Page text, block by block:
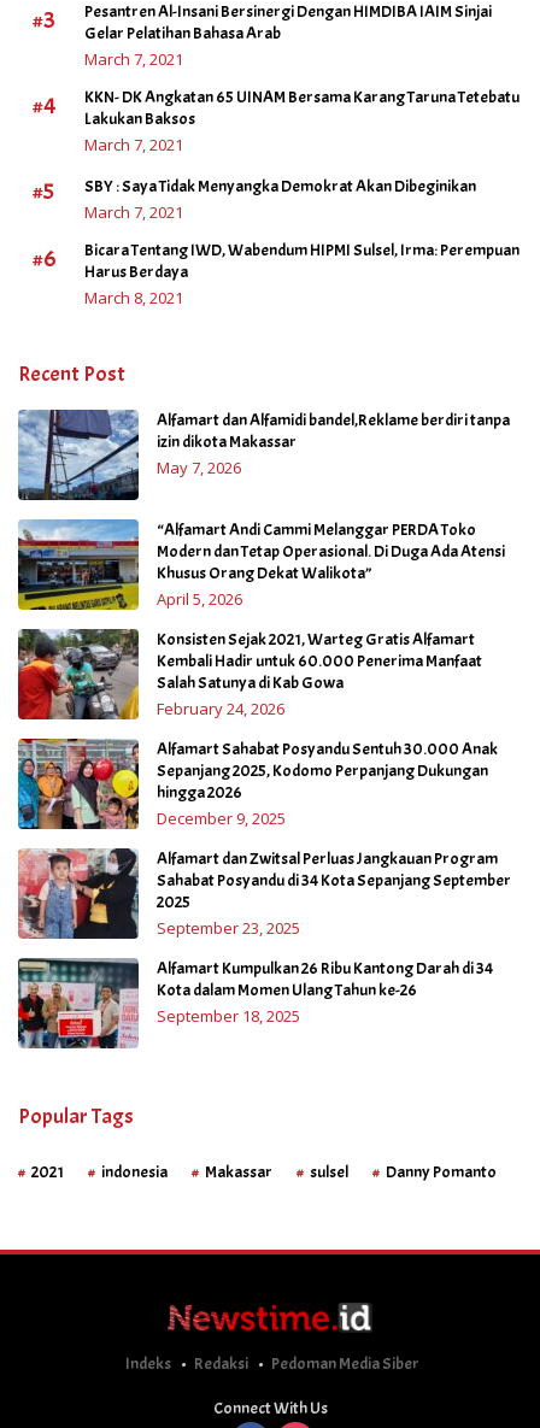
#3
Pesantren Al-Insani Bersinergi Dengan HIMDIBA IAIM Sinjai
Gelar Pelatihan Bahasa Arab
March 7, 2021
#4
KKN- DK Angkatan 65 UINAM Bersama Karang Taruna Tetebatu
Lakukan Baksos
March 7, 2021
#5 SBY : Saya Tidak Menyangka Demokrat Akan Dibeginikan
March 7, 2021
#6
Bicara Tentang IWD, Wabendum HIPMI Sulsel, Irma: Perempuan
Harus Berdaya
March 8, 2021
Recent Post
Alfamart dan Alfamidi bandel,Reklame berdiri tanpa
izin dikota Makassar
May 7, 2026
“Alfamart Andi Cammi Melanggar PERDA Toko
Modern dan Tetap Operasional. Di Duga Ada Atensi
Khusus Orang Dekat Walikota”
April 5, 2026
Konsisten Sejak 2021, Warteg Gratis Alfamart
Kembali Hadir untuk 60.000 Penerima Manfaat
Salah Satunya di Kab Gowa
February 24, 2026
Alfamart Sahabat Posyandu Sentuh 30.000 Anak
Sepanjang 2025, Kodomo Perpanjang Dukungan
hingga 2026
December 9, 2025
Alfamart dan Zwitsal Perluas Jangkauan Program
Sahabat Posyandu di 34 Kota Sepanjang September
2025
September 23, 2025
Alfamart Kumpulkan 26 Ribu Kantong Darah di 34
Kota dalam Momen Ulang Tahun ke-26
September 18, 2025
Popular Tags
2021 indonesia Makassar sulsel Danny Pomanto
Indeks Redaksi Pedoman Media Siber
Connect With Us